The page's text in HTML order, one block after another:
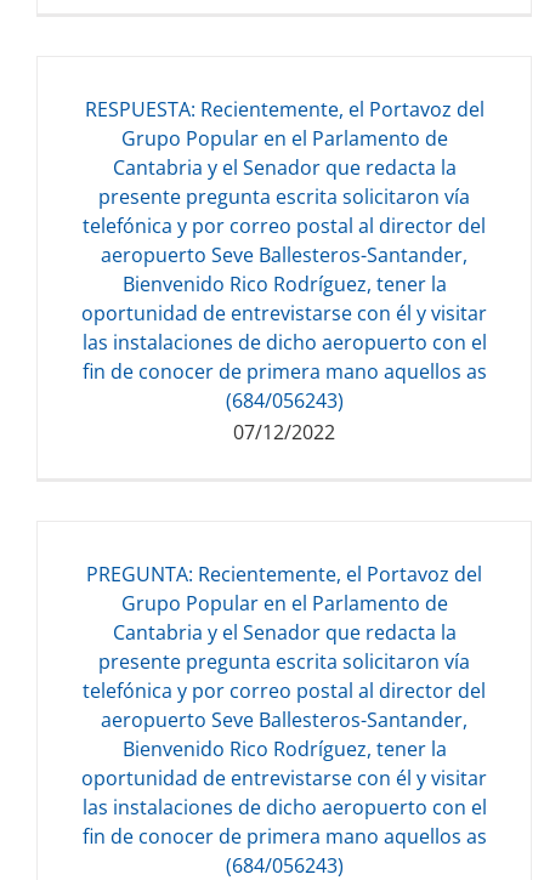
Descarga del documento:
133.89 KB
RESPUESTA: Recientemente, el Portavoz del
Grupo Popular en el Parlamento de
Cantabria y el Senador que redacta la
presente pregunta escrita solicitaron vía
telefónica y por correo postal al director del
aeropuerto Seve Ballesteros-Santander,
Bienvenido Rico Rodríguez, tener la
oportunidad de entrevistarse con él y visitar
las instalaciones de dicho aeropuerto con el
fin de conocer de primera mano aquellos as
(684/056243)
07/12/2022
Descarga del documento:
85.32 KB
PREGUNTA: Recientemente, el Portavoz del
Grupo Popular en el Parlamento de
Cantabria y el Senador que redacta la
presente pregunta escrita solicitaron vía
telefónica y por correo postal al director del
aeropuerto Seve Ballesteros-Santander,
Bienvenido Rico Rodríguez, tener la
oportunidad de entrevistarse con él y visitar
las instalaciones de dicho aeropuerto con el
fin de conocer de primera mano aquellos as
(684/056243)